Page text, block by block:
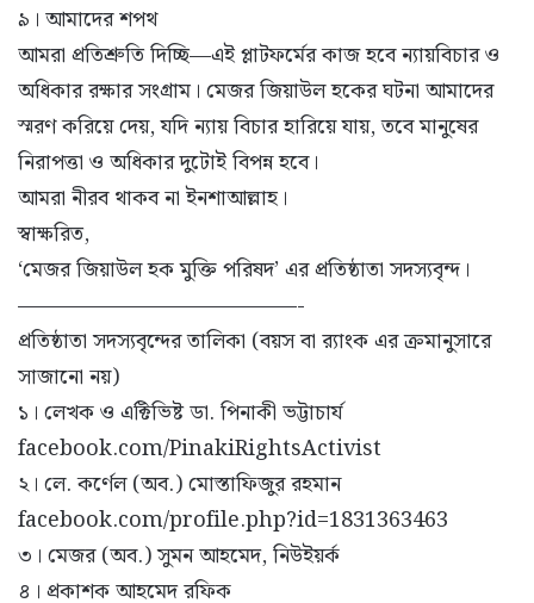
৯। আমাদের শপথ
আমরা প্রতিশ্রুতি দিচ্ছি—এই প্লাটফর্মের কাজ হবে ন্যায়বিচার ও
অধিকার রক্ষার সংগ্রাম। মেজর জিয়াউল হকের ঘটনা আমাদের
স্মরণ করিয়ে দেয়, যদি ন্যায় বিচার হারিয়ে যায়, তবে মানুষের
নিরাপত্তা ও অধিকার দুটোই বিপন্ন হবে।
আমরা নীরব থাকব না ইনশাআল্লাহ।
স্বাক্ষরিত,
‘মেজর জিয়াউল হক মুক্তি পরিষদ’ এর প্রতিষ্ঠাতা সদস্যবৃন্দ।
—————————————-
প্রতিষ্ঠাতা সদস্যবৃন্দের তালিকা (বয়স বা র‍্যাংক এর ক্রমানুসারে
সাজানো নয়)
১। লেখক ও এক্টিভিষ্ট ডা. পিনাকী ভট্টাচার্য
facebook.com/PinakiRightsActivist
২। লে. কর্ণেল (অব.) মোস্তাফিজুর রহমান
facebook.com/profile.php?id=1831363463
৩। মেজর (অব.) সুমন আহমেদ, নিউইয়র্ক
৪। প্রকাশক আহমেদ রফিক